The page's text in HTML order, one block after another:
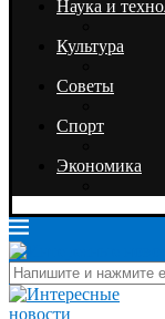
Наука и
Культура
Советы
Спорт
Экономика